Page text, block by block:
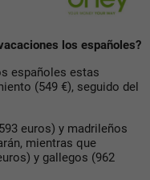
los españoles?
españoles estas
(549 €), seguido del
euros) y madrileños
mientras que
y gallegos (962